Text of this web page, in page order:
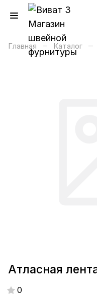
Главная – Каталог –
Атласная
0